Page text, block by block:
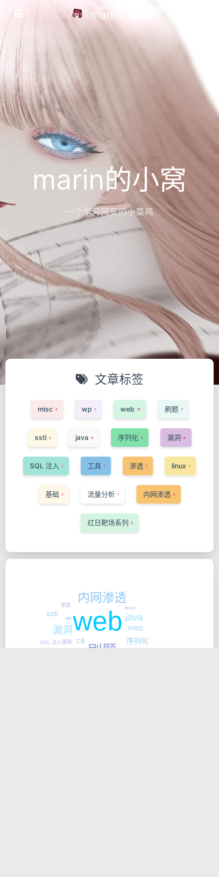
marin的小窝
marin的小窝
一个学习网安的小菜鸡
文章标签
misc 2 wp 1 web 15 刷题 7
ssti 2 java 4 序列化 2 漏洞 4
SQL 注入 1 工具 1 渗透 1 linux 1
基础 1 流量分析 1 内网渗透 5
红日靶场系列 5
web
刷题
内网渗透
java
漏洞
misc
ssti
序列化
wp
SQL 注入 工具
渗透 linux
基础